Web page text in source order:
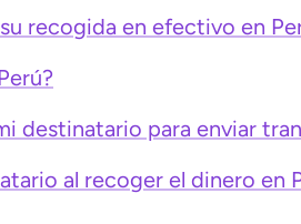
recogida en efectivo en
destinatario para enviar
al recoger el dinero en